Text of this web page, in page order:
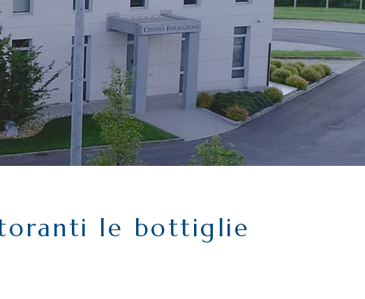
le bottiglie